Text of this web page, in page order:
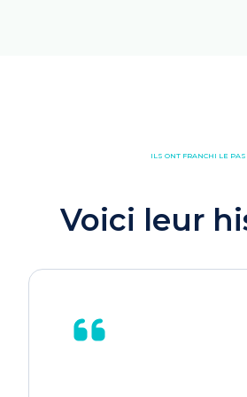
ILS ONT FRANCHI LE PAS
Voici leur